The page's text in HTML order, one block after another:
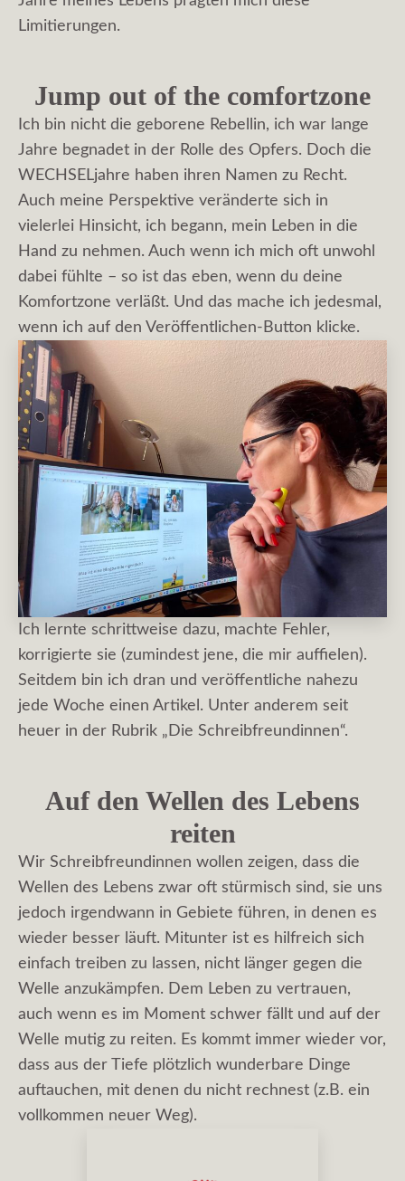
Limitierungen.
Jump out of the comfortzone
Ich bin nicht die geborene Rebellin, ich war lange
Jahre begnadet in der Rolle des Opfers. Doch die
WECHSELjahre haben ihren Namen zu Recht.
Auch meine Perspektive veränderte sich in
vielerlei Hinsicht, ich begann, mein Leben in die
Hand zu nehmen. Auch wenn ich mich oft unwohl
dabei fühlte – so ist das eben, wenn du deine
Komfortzone verläßt. Und das mache ich jedesmal,
wenn ich auf den Veröffentlichen-Button klicke.
Ich lernte schrittweise dazu, machte Fehler,
korrigierte sie (zumindest jene, die mir auffielen).
Seitdem bin ich dran und veröffentliche nahezu
jede Woche einen Artikel. Unter anderem seit
heuer in der Rubrik „Die Schreibfreundinnen“.
Auf den Wellen des Lebens
reiten
Wir Schreibfreundinnen wollen zeigen, dass die
Wellen des Lebens zwar oft stürmisch sind, sie uns
jedoch irgendwann in Gebiete führen, in denen es
wieder besser läuft. Mitunter ist es hilfreich sich
einfach treiben zu lassen, nicht länger gegen die
Welle anzukämpfen. Dem Leben zu vertrauen,
auch wenn es im Moment schwer fällt und auf der
Welle mutig zu reiten. Es kommt immer wieder vor,
dass aus der Tiefe plötzlich wunderbare Dinge
auftauchen, mit denen du nicht rechnest (z.B. ein
vollkommen neuer Weg).